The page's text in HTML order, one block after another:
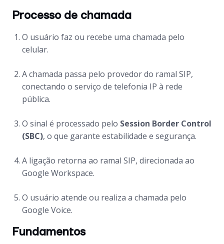
Processo de chamada
O usuário faz ou recebe uma chamada pelo
celular.
A chamada passa pelo provedor do ramal SIP,
conectando o serviço de telefonia IP à rede
pública.
O sinal é processado pelo Session Border Control
(SBC), o que garante estabilidade e segurança.
A ligação retorna ao ramal SIP, direcionada ao
Google Workspace.
O usuário atende ou realiza a chamada pelo
Google Voice.
Fundamentos